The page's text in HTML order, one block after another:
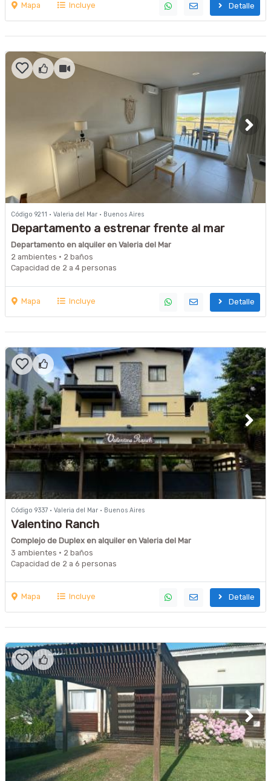
Mapa Incluye Detalle
Código 9211 · Valeria del Mar · Buenos Aires
Departamento a estrenar frente al mar
Departamento en alquiler en Valeria del Mar
2 ambientes · 2 baños
Capacidad de 2 a 4 personas
Mapa Incluye Detalle
Código 9337 · Valeria del Mar · Buenos Aires
Valentino Ranch
Complejo de Duplex en alquiler en Valeria del Mar
3 ambientes · 2 baños
Capacidad de 2 a 6 personas
Mapa Incluye Detalle